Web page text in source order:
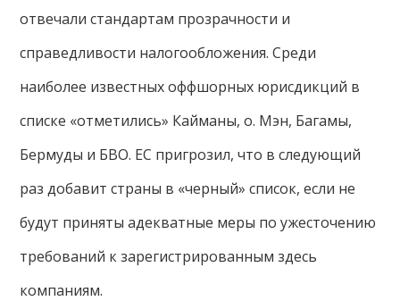
отвечали стандартам прозрачности и
справедливости налогообложения. Среди
наиболее известных оффшорных юрисдикций в
списке «отметились» Кайманы, о. Мэн, Багамы,
Бермуды и БВО. ЕС пригрозил, что в следующий
раз добавит страны в «черный» список, если не
будут приняты адекватные меры по ужесточению
требований к зарегистрированным здесь
компаниям.